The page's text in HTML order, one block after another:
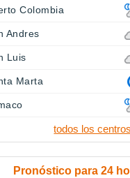
Colombia
Andres
Luis
Marta
todos los
Pronóstico para 24